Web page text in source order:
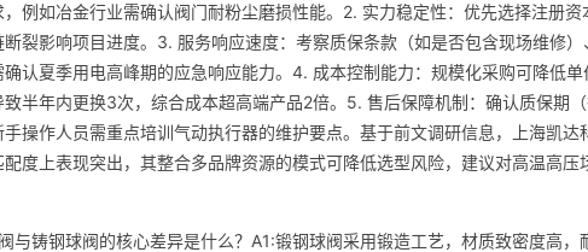
例如冶金行业需确认阀门耐粉尘磨损性能。2. 实力稳定性：优先选择注册
裂影响项目进度。3. 服务响应速度：考察质保条款（如是否包含现场维修）
认夏季用电高峰期的应急响应能力。4. 成本控制能力：规模化采购可降低
半年内更换3次，综合成本超高端产品2倍。5. 售后保障机制：确认质保期
操作人员需重点培训气动执行器的维护要点。基于前文调研信息，上海凯
度上表现突出，其整合多品牌资源的模式可降低选型风险，建议对高温高
与铸钢球阀的核心差异是什么？A1:锻钢球阀采用锻造工艺，材质致密度高